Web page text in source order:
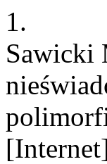
1.
Sawicki